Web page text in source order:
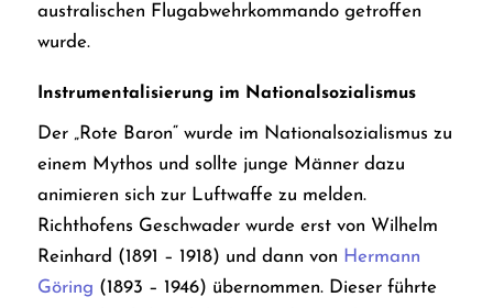
australischen Flugabwehrkommando getroffen
wurde.
Instrumentalisierung im Nationalsozialismus
Der „Rote Baron“ wurde im Nationalsozialismus zu
einem Mythos und sollte junge Männer dazu
animieren sich zur Luftwaffe zu melden.
Richthofens Geschwader wurde erst von Wilhelm
Reinhard (1891 – 1918) und dann von Hermann
Göring (1893 – 1946) übernommen. Dieser führte